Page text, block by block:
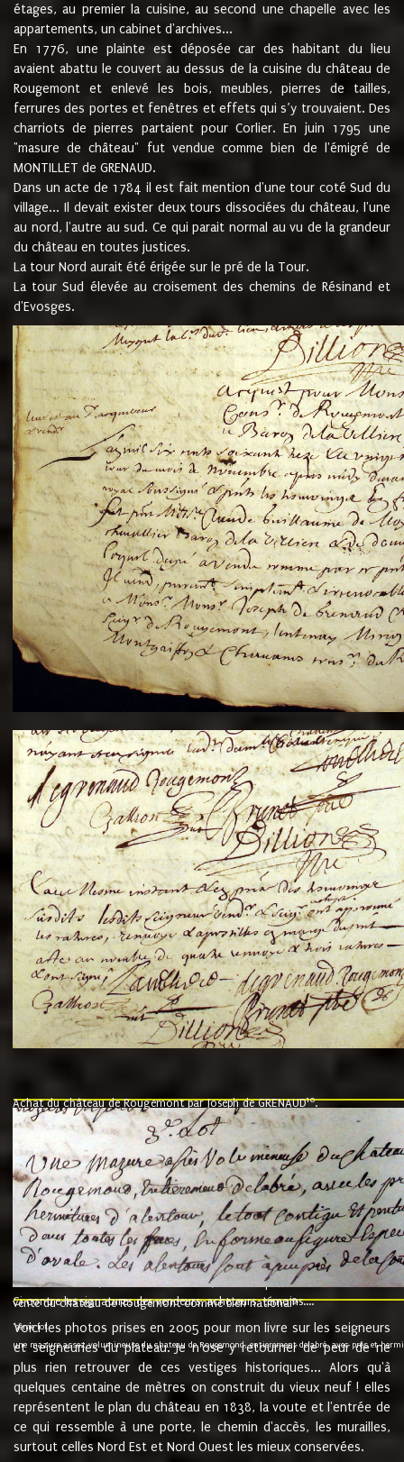
étages, au premier la cuisine, au second une chapelle avec les
appartements, un cabinet d'archives...
En 1776, une plainte est déposée car des habitant du lieu
avaient abattu le couvert au dessus de la cuisine du château de
Rougemont et enlevé les bois, meubles, pierres de tailles,
ferrures des portes et fenêtres et effets qui s’y trouvaient. Des
charriots de pierres partaient pour Corlier. En juin 1795 une
"masure de château" fut vendue comme bien de l'émigré de
MONTILLET de GRENAUD.
Dans un acte de 1784 il est fait mention d'une tour coté Sud du
village... Il devait exister deux tours dissociées du château, l'une
au nord, l'autre au sud. Ce qui parait normal au vu de la grandeur
du château en toutes justices.
La tour Nord aurait été érigée sur le pré de la Tour.
La tour Sud élevée au croisement des chemins de Résinand et
d'Evosges.
Achat du château de Rougemont par Joseph de GRENAUD10.
"l'an mil six cent soixante treze le ving neuvième jour du mois de
nommé fut présent Messire Claude Guillaume de Moyriat chevalier baron
vend, purement simplement et irrevocablement a monseigneur monsieur
et chavannes conseiller du roy au parlement de Bourgogne, present et
que le dit seigneur Baron de la Vellière a sur ses hommes, indivisables et
de la Velliere tout ainsi et comme le dit seigneur Baron et ses
présent......"
suivent les rentes, donation des terriers, etc... au prix de 880 livre louis
Ci contre les signatures des vendeurs, acheteurs, témoins....
vente du château de Rougemont comme bien national9.
"3ème lot
une mazure assez volumineuse du chateau de Rougemond, entierement delabré, avec près et
Voici les photos prises en 2005 pour mon livre sur les seigneurs
et seigneuries du plateau. Je n'ose y retourner de peur de ne
plus rien retrouver de ces vestiges historiques... Alors qu'à
quelques centaine de mètres on construit du vieux neuf ! elles
représentent le plan du château en 1838, la voute et l'entrée de
ce qui ressemble à une porte, le chemin d'accès, les murailles,
surtout celles Nord Est et Nord Ouest les mieux conservées.